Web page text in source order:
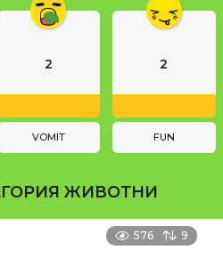
2
VOMIT
2
FUN
ЖИВОТНИ
576 9